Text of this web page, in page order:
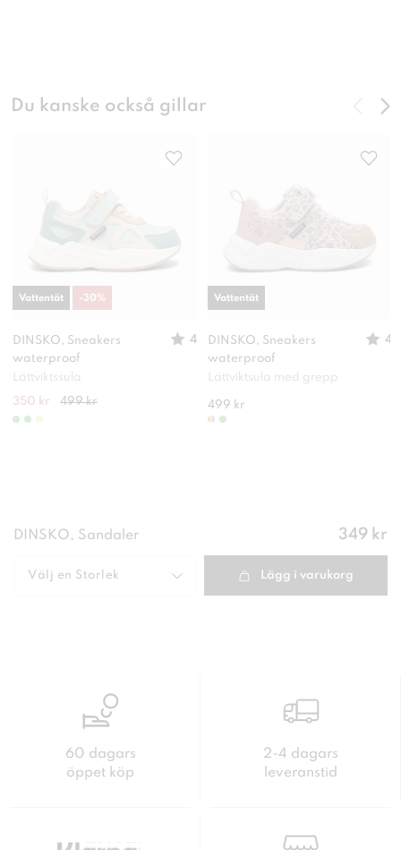
Du kanske också gillar
DINSKO, Sneakers
waterproof
4
Lättviktssula
350 kr 499 kr
Vattentät -30%
DINSKO, Sneakers
waterproof
4
Lättviktsula med grepp
499 kr
Vattentät
DINSKO, Sandaler Pris:
349 kr
Välj en Storlek Lägg i varukorg
60 dagars
öppet köp
2-4 dagars
leveranstid